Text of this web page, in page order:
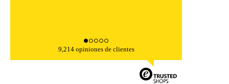
9,214 opiniones de clientes
CONFIGURACIÓN DE COOKIES
RECHAZAR TODO